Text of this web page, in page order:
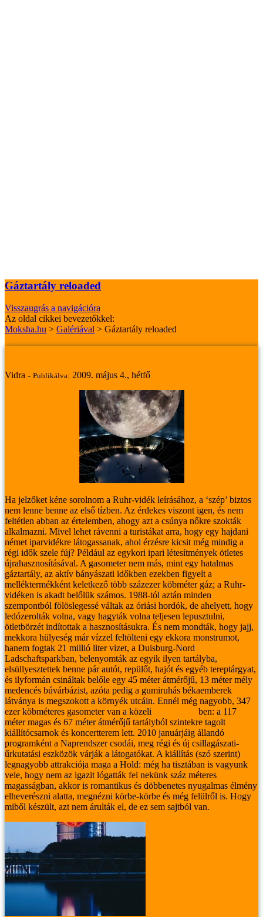
Gáztartály reloaded
Visszaugrás a navigációra
Az oldal cikkei bevezetőkkel:
Moksha.hu > Galériával > Gáztartály reloaded
Vidra - Publikálva: 2009. május 4., hétfő
Ha jelzőket kéne sorolnom a Ruhr-vidék leírásához, a ‘szép’ biztos
nem lenne benne az első tízben. Az érdekes viszont igen, és nem
feltétlen abban az értelemben, ahogy azt a csúnya nőkre szokták
alkalmazni. Mivel lehet rávenni a turistákat arra, hogy egy hajdani
német iparvidékre látogassanak, ahol érzésre kicsit még mindig a
régi idők szele fúj? Például az egykori ipari létesítmények ötletes
újrahasznosításával. A gasometer nem más, mint egy hatalmas
gáztartály, az aktív bányászati időkben ezekben figyelt a
melléktermékként keletkező több százezer köbméter gáz; a Ruhr-
vidéken is akadt belőlük számos. 1988-tól aztán minden
szempontból fölöslegessé váltak az óriási hordók, de ahelyett, hogy
ledózerolták volna, vagy hagyták volna teljesen lepusztulni,
ötletbörzét indítottak a hasznosításukra. És nem mondták, hogy jajj,
mekkora hülyeség már vízzel feltölteni egy ekkora monstrumot,
hanem fogtak 21 millió liter vizet, a Duisburg-Nord
Ladschaftsparkban, belenyomták az egyik ilyen tartályba,
elsüllyesztettek benne pár autót, repülőt, hajót és egyéb tereptárgyat,
és ilyformán csináltak belőle egy 45 méter átmérőjű, 13 méter mély
medencés búvárbázist, azóta pedig a gumiruhás békaemberek
látványa is megszokott a környék utcáin. Ennél még nagyobb, 347
ezer köbméteres gasometer van a közeli
ben: a 117
méter magas és 67 méter átmérőjű tartályból szintekre tagolt
kiállítócsarnok és koncertterem lett. 2010 januárjáig állandó
programként a Naprendszer csodái, meg régi és új csillagászati-
űrkutatási eszközök várják a látogatókat. A kiállítás (szó szerint)
legnagyobb attrakciója maga a Hold: még ha tisztában is vagyunk
vele, hogy nem az igazit lógatták fel nekünk száz méteres
magasságban, akkor is romantikus és döbbenetes nyugalmas élmény
elheverészni alatta, megnézni körbe-körbe és még felülről is. Hogy
miből készült, azt nem árulták el, de ez sem sajtból van.